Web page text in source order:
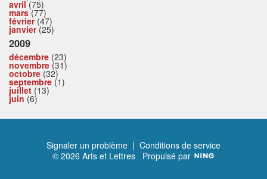
avril(75)
mars(77)
février(47)
janvier(25)
2009
décembre (23)
novembre (31)
octobre (32)
septembre (1)
juillet (13)
juin (6)
Signaler un problème | Conditions de service
© 2026 Arts et Lettres Propulsé par